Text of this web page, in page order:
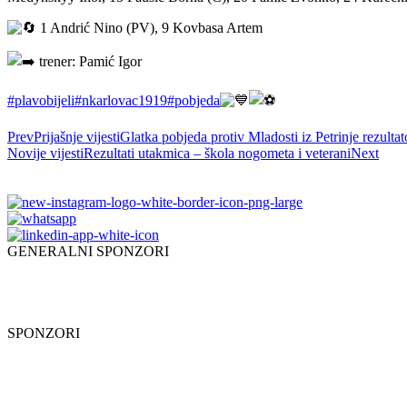
1 Andrić Nino (PV), 9 Kovbasa Artem
trener: Pamić Igor
#plavobijeli#nkarlovac1919#pobjeda
PrevPrijašnje vijestiGlatka pobjeda protiv Mladosti iz Petrinje
Novije vijestiRezultati utakmica – škola nogometa i veteraniNext
GENERALNI SPONZORI
SPONZORI